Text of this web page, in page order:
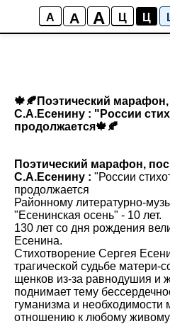
A A A Ц Ц
🍁🍂Поэтический
С.А.Есенину : "России
продолжается🍁🍂
Поэтический марафон,
С.А.Есенину : "России
продолжается
Районному литературно-
"Есенинская осень" - 10 лет.
130 лет со дня рождения
Есенина.
Стихотворение Сергея
трагической судьбе матери-
щенков из-за равнодушия и
поднимает тему
гуманизма и необходимости
отношению к любому живому